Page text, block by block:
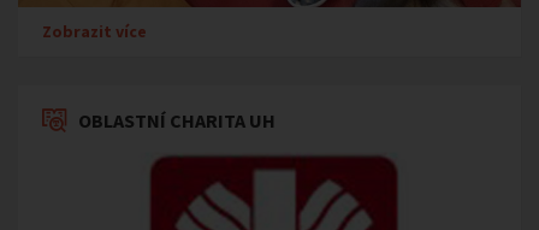
Zobrazit více
OBLASTNÍ CHARITA UH